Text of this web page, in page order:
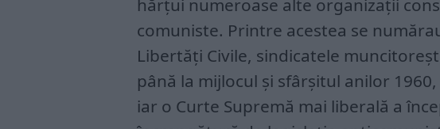
hărțui numeroase alte organizații
comuniste. Printre acestea se
Libertăți Civile, sindicatele
până la mijlocul și sfârșitul anilor
iar o Curte Supremă mai liberală a